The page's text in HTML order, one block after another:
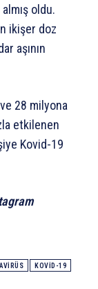
oldu.
ikişer doz
aşının
28 milyona
etkilenen
Kovid-19
KOVID-19